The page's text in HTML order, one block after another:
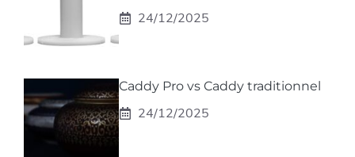
24/12/2025
Caddy Pro vs Caddy traditionnel
24/12/2025